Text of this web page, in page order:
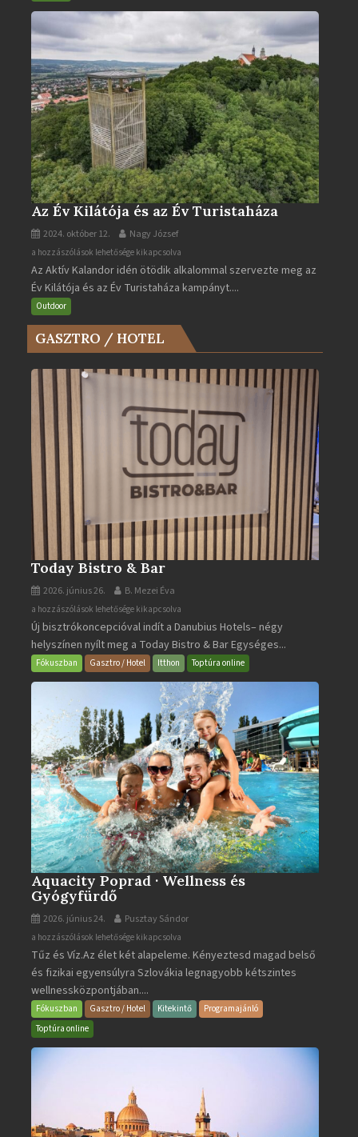
bejegyzéshez
Az Év Kilátója és az Év Turistaháza
2024. október 12. Nagy József
Az
Év
Kilátója
és
Év
Turistaháza
bejegyzéshez
a hozzászólások lehetősége kikapcsolva
Az Aktív Kalandor idén ötödik alkalommal szervezte meg az
Év Kilátója és az Év Turistaháza kampányt....
Outdoor
GASZTRO / HOTEL
Today Bistro & Bar
2026. június 26. B. Mezei Éva
Today
Bistro
&
Bar
a hozzászólások lehetősége kikapcsolva
Új bisztrókoncepcióval indít a Danubius Hotels– négy
helyszínen nyílt meg a Today Bistro & Bar Egységes...
Fókuszban Gasztro / Hotel Itthon Toptúra online
Aquacity Poprad · Wellness és
Gyógyfürdő
2026. június 24. Pusztay Sándor
Aquacity
Poprad
·
Wellness
és
Gyógyfürdő
a hozzászólások lehetősége kikapcsolva
Tűz és Víz.Az élet két alapeleme. Kényeztesd magad belső
és fizikai egyensúlyra Szlovákia legnagyobb kétszintes
wellnessközpontjában....
Fókuszban Gasztro / Hotel Kitekintő
Programajánló
Toptúra online